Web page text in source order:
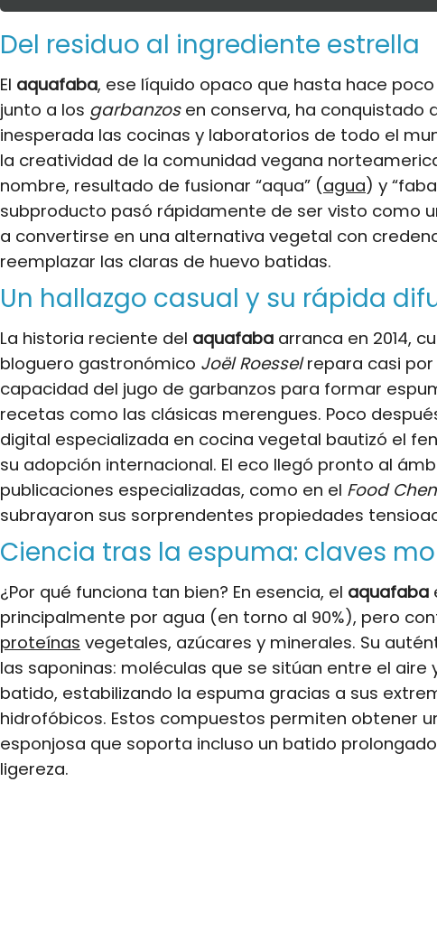
Del residuo al ingrediente estrella
El aquafaba, ese líquido opaco que hasta hace
junto a los garbanzosen conserva, ha conquistado
inesperada las cocinas y laboratorios de todo el
la creatividad de la comunidad vegana
nombre, resultado de fusionar “aqua” (agua) y
subproducto pasó rápidamente de ser visto como
a convertirse en una alternativa vegetal con
reemplazar las claras de huevo batidas.
Un hallazgo casual y su rápida
La historia reciente del aquafaba arranca en 2014,
bloguero gastronómico Joël Roesselrepara casi por
capacidad del jugo de garbanzos para formar
recetas como las clásicas merengues. Poco
digital especializada en cocina vegetal bautizó el
su adopción internacional. El eco llegó pronto al
publicaciones especializadas, como en el Food
subrayaron sus sorprendentes propiedades
Ciencia tras la espuma: claves
¿Por qué funciona tan bien? En esencia, el aquafaba
principalmente por agua (en torno al 90%), pero
proteínas vegetales, azúcares y minerales. Su
las saponinas: moléculas que se sitúan entre el aire
batido, estabilizando la espuma gracias a sus
hidrofóbicos. Estos compuestos permiten obtener
esponjosa que soporta incluso un batido
ligereza.